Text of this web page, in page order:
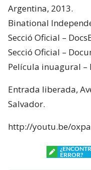
Argentina, 2013.
Binational
Secció Oficial –
Secció Oficial –
Película inuagural –
Entrada liberada,
Salvador.
http://youtu.be/
ERROR?